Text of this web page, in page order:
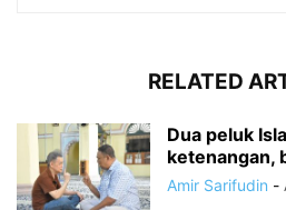
RELATED
Dua peluk
ketenangan,
Amir Sarifudin -